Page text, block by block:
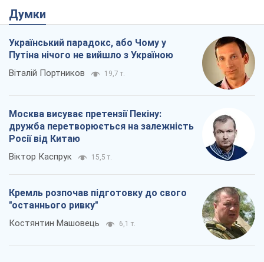
Думки
Український парадокс, або Чому у
Путіна нічого не вийшло з Україною
Віталій Портников 19,7 т.
Москва висуває претензії Пекіну:
дружба перетворюється на залежність
Росії від Китаю
Віктор Каспрук 15,5 т.
Кремль розпочав підготовку до свого
"останнього ривку"
Костянтин Машовець 6,1 т.